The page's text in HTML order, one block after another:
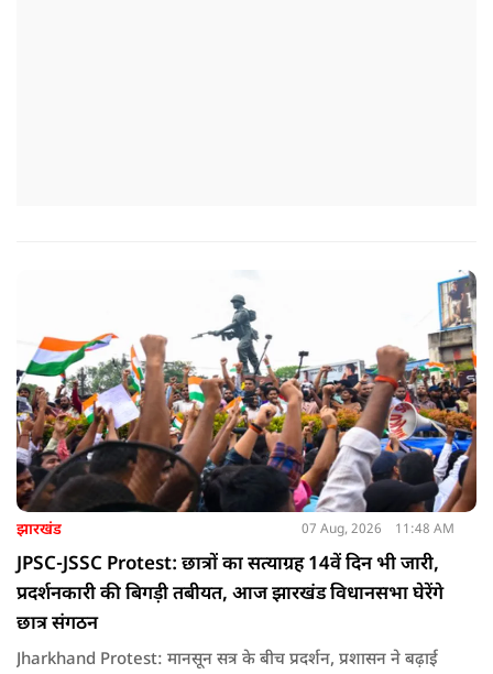
झारखंड 07 Aug, 2026 11:48 AM
JPSC-JSSC Protest: छात्रों का सत्याग्रह 14वें दिन भी जारी,
प्रदर्शनकारी की बिगड़ी तबीयत, आज झारखंड विधानसभा घेरेंगे
छात्र संगठन
Jharkhand Protest: मानसून सत्र के बीच प्रदर्शन, प्रशासन ने बढ़ाई